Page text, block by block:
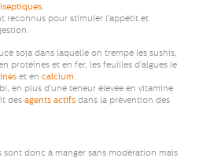
reconnus pour stimuler l'appétit et
soja dans laquelle on trempe les sushis,
protéines et en fer, les feuilles d'algues le
et encalcium
en plus d'une teneur élevée en vitamine
desagents actifs dans la prévention des
sont donc à manger sans modération mais